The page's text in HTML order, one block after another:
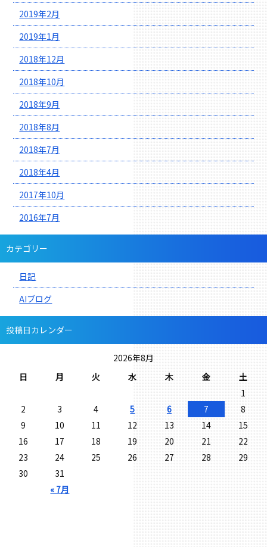
2019年2月
2019年1月
2018年12月
2018年10月
2018年9月
2018年8月
2018年7月
2018年4月
2017年10月
2016年7月
カテゴリー
日記
AIブログ
投稿日カレンダー
2026年8月
日
月 火 水 木 金 土
« 7月
1
2
3 4 5 6 7
8
9
10 11 12 13 14
15
16
17 18 19 20 21
22
23
24 25 26 27 28
29
30
31